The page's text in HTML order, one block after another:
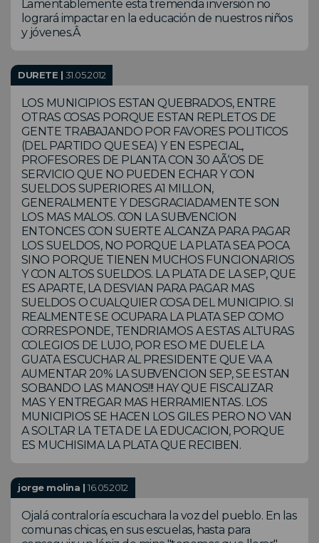
Lamentablemente esta tremenda inversión no
logrará impactar en la educación de nuestros niños
y jóvenes.Â
DURETE | 31.05.2012
LOS MUNICIPIOS ESTAN QUEBRADOS, ENTRE
OTRAS COSAS PORQUE ESTAN REPLETOS DE
GENTE TRABAJANDO POR FAVORES POLITICOS
(DEL PARTIDO QUE SEA) Y EN ESPECIAL,
PROFESORES DE PLANTA CON 30 AÃ‘OS DE
SERVICIO QUE NO PUEDEN ECHAR Y CON
SUELDOS SUPERIORES A1 MILLON,
GENERALMENTE Y DESGRACIADAMENTE SON
LOS MAS MALOS. CON LA SUBVENCION
ENTONCES CON SUERTE ALCANZA PARA PAGAR
LOS SUELDOS, NO PORQUE LA PLATA SEA POCA
SINO PORQUE TIENEN MUCHOS FUNCIONARIOS
Y CON ALTOS SUELDOS. LA PLATA DE LA SEP, QUE
ES APARTE, LA DESVIAN PARA PAGAR MAS
SUELDOS O CUALQUIER COSA DEL MUNICIPIO. SI
REALMENTE SE OCUPARA LA PLATA SEP COMO
CORRESPONDE, TENDRIAMOS A ESTAS ALTURAS
COLEGIOS DE LUJO, POR ESO ME DUELE LA
GUATA ESCUCHAR AL PRESIDENTE QUE VA A
AUMENTAR 20% LA SUBVENCION SEP, SE ESTAN
SOBANDO LAS MANOS!!! HAY QUE FISCALIZAR
MAS Y ENTREGAR MAS HERRAMIENTAS. LOS
MUNICIPIOS SE HACEN LOS GILES PERO NO VAN
A SOLTAR LA TETA DE LA EDUCACION, PORQUE
ES MUCHISIMA LA PLATA QUE RECIBEN.
jorge molina |16.05.2012
Ojalá contraloría escuchara la voz del pueblo. En las
comunas chicas, en sus escuelas, hasta para